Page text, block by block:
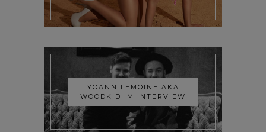
YOANN LEMOINE AKA
WOODKID IM INTERVIEW